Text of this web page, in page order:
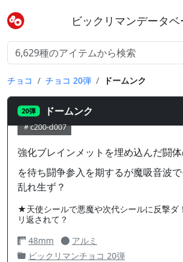
ビックリマンデータベ
チョコ チョコ 20弾 ドームンク
20弾 ドームンク
c200-d007
強化ブレインメットを埋め込んだ闘
を待ち闘争参入を期するが魔吸音波
乱れ生ず？
★天使シールで悪魔や次代シールに反撃ダ
リ返されて？
48mm
アルミ
ビックリマンチョコ 20弾